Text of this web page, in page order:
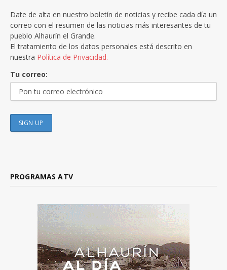
Date de alta en nuestro boletín de noticias y recibe cada día un
correo con el resumen de las noticias más interesantes de tu
pueblo Alhaurín el Grande.
El tratamiento de los datos personales está descrito en
nuestra Política de Privacidad.
Tu correo:
PROGRAMAS ATV